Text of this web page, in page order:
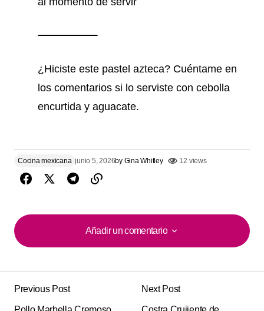
¿Hiciste este pastel azteca? Cuéntame en
los comentarios si lo serviste con cebolla
encurtida y aguacate.
Cocina mexicana junio 5, 2026by Gina Whitley 12 views
Añadir un comentario
Añadir un comentario
Previous Post Next Post